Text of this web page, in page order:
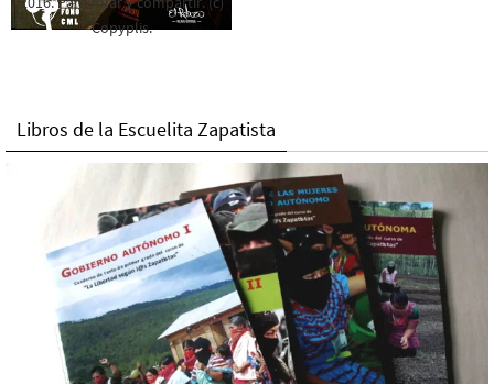
Copyplis.
Libros de la Escuelita Zapatista